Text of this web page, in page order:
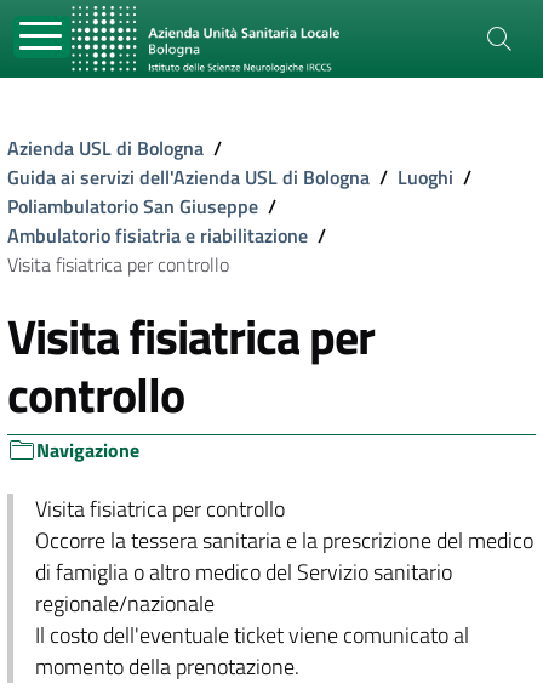
Azienda USL di Bologna /
Guida ai servizi dell'Azienda USL di Bologna / Luoghi /
Poliambulatorio San Giuseppe /
Ambulatorio fisiatria e riabilitazione /
Visita fisiatrica per controllo
Visita fisiatrica per
controllo
Navigazione
Visita fisiatrica per controllo
Occorre la tessera sanitaria e la prescrizione del medico
di famiglia o altro medico del Servizio sanitario
regionale/nazionale
Il costo dell'eventuale ticket viene comunicato al
momento della prenotazione.